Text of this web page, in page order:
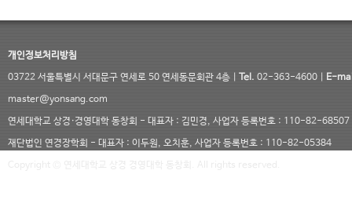
개인정보처리방침
03722 서울특별시 서대문구 연세로 50 연세동문회관 4층 |
Tel. 02-363-4600 | E-
master@yonsang.com
연세대학교 상경·경영대학 동창회 - 대표자 : 김민경, 사업자 등록번호 : 110-82-68507
재단법인 연경장학회 - 대표자 : 이두원, 오치훈, 사업자 등록번호 : 110-82-05384